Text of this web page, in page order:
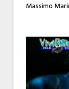
Massimo